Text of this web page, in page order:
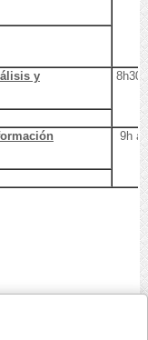
y
8h30
9h a